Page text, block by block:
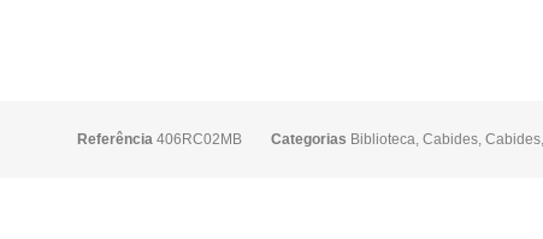
Referência 406RC02MB Categorias Biblioteca, Cabides, Cabides,